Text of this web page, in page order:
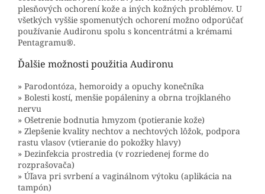
plesňových ochorení kože a iných kožných problémov. U
všetkých vyššie spomenutých ochorení možno odporúčať
používanie Audironu spolu s koncentrátmi a krémami
Pentagramu®.
Ďalšie možnosti použitia Audironu
» Parodontóza, hemoroidy a opuchy konečníka
» Bolesti kostí, menšie popáleniny a obrna trojklaného
nervu
» Ošetrenie bodnutia hmyzom (potieranie kože)
» Zlepšenie kvality nechtov a nechtových lôžok, podpora
rastu vlasov (vtieranie do pokožky hlavy)
» Dezinfekcia prostredia (v rozriedenej forme do
rozprašovača)
» Úľava pri svrbení a vaginálnom výtoku (aplikácia na
tampón)